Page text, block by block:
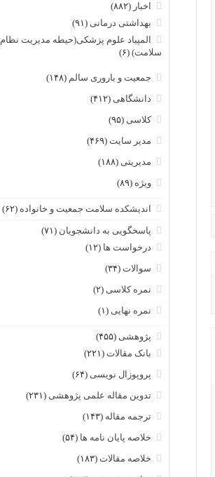
اخبار (۸۸۲)
بهداشتی درمانی (۹۱)
المپیاد علوم پزشکی(حیطه مدیریت نظام
سلامت) (۶)
جمعیت و باروری سالم (۱۴۸)
دانشگاهی (۴۱۲)
کلاسی (۹۵)
مدیر سایت(۴۶۹)
مدیریتی (۱۸۸)
ویژه (۸۹)
اندیشکده سلامت جمعیت و خانواده (۶۲)
پاسخگویی به دانشجویان (۷۱)
درخواست ها (۱۲)
سوالات(۳۴)
نمره کلاسی (۲)
نمره نهایی (۱)
پژوهشی (۴۵۵)
بانک مقالات(۲۲۱)
پروپوزال نویسی (۶۴)
تدوین مقاله علمی پژوهشی (۲۳۱)
ترجمه مقاله (۱۴۳)
خلاصه پایان نامه ها (۵۴)
خلاصه مقالات(۱۸۳)